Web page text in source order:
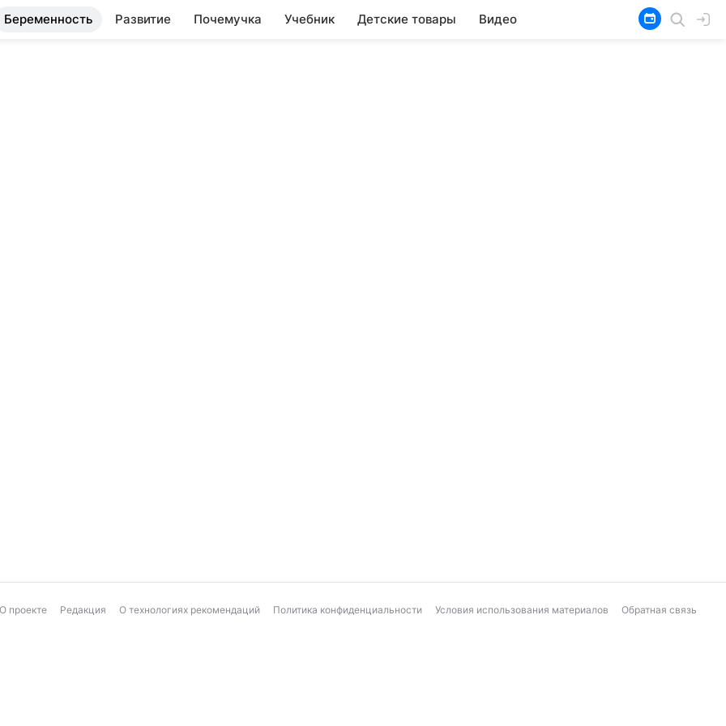
Беременность Развитие Почемучка Учебник Детские товары Видео
О проекте Редакция О технологиях рекомендаций Политика конфиденциальности Условия использования материалов Обратная связь